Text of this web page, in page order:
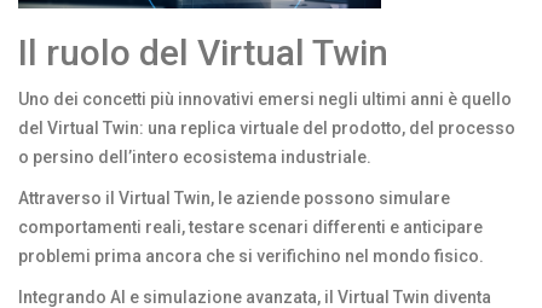
Il ruolo del Virtual Twin
Uno dei concetti più innovativi emersi negli ultimi anni è quello
del Virtual Twin: una replica virtuale del prodotto, del processo
o persino dell’intero ecosistema industriale.
Attraverso il Virtual Twin, le aziende possono simulare
comportamenti reali, testare scenari differenti e anticipare
problemi prima ancora che si verifichino nel mondo fisico.
Integrando AI e simulazione avanzata, il Virtual Twin diventa